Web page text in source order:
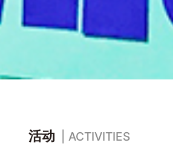
活动 | ACTIVITIES